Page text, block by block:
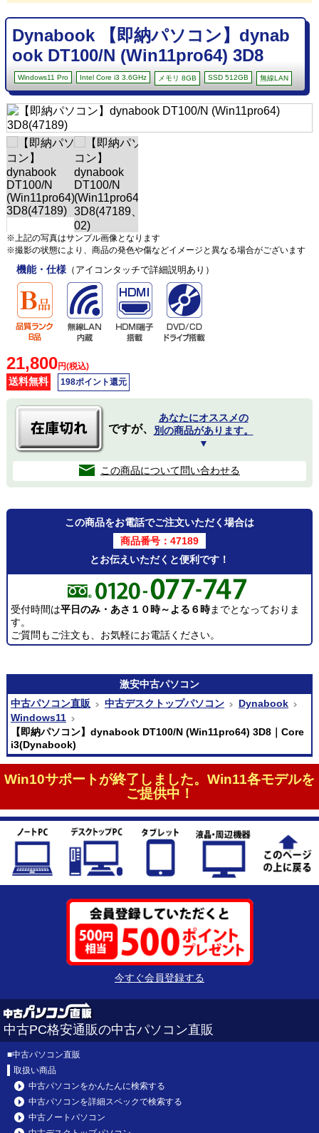
Dynabook 【即納パソコン】dynab
ook DT100/N (Win11pro64) 3D8
Windows11 Pro Intel Core i3 3.6GHz メモリ 8GB SSD 512GB 無線LAN
※上記の写真はサンプル画像となります
※撮影の状態により、商品の発色や傷などイメージと異なる場合がございます
機能・仕様（アイコンタッチで詳細説明あり）
21,800円(税込)
送料無料 198ポイント還元
ですが、
あなたにオススメの
別の商品があります。
▼
この商品について問い合わせる
この商品をお電話でご注文いただく場合は
商品番号：47189
とお伝えいただくと便利です！
受付時間は平日のみ・あさ１０時～よる６時までとなっておりま
す。
ご質問もご注文も、お気軽にお電話ください。
激安中古パソコン
中古パソコン直販
中古デスクトップパソコン
Dynabook
Windows11
【即納パソコン】dynabook DT100/N (Win11pro64) 3D8｜Core
i3(Dynabook)
Win10サポートが終了しました。Win11各モデルを
ご提供中！
今すぐ会員登録する
中古PC格安通販の中古パソコン直販
■中古パソコン直販
取扱い商品
中古パソコンをかんたんに検索する
中古パソコンを詳細スペックで検索する
中古ノートパソコン